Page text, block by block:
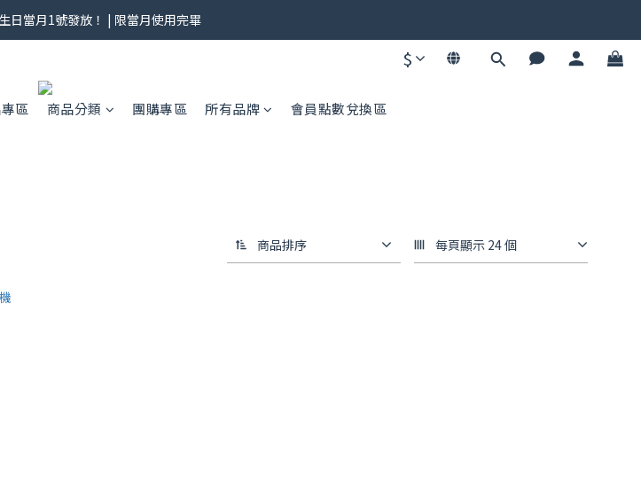
／$999 各一張｜官網領券中心領，碼碼不同快去領！
日當月1號發放！ | 限當月使用完畢
$
區 商品分類 團購專區 所有品牌
會員點數兌換區
商品排序 每頁顯示 24 個